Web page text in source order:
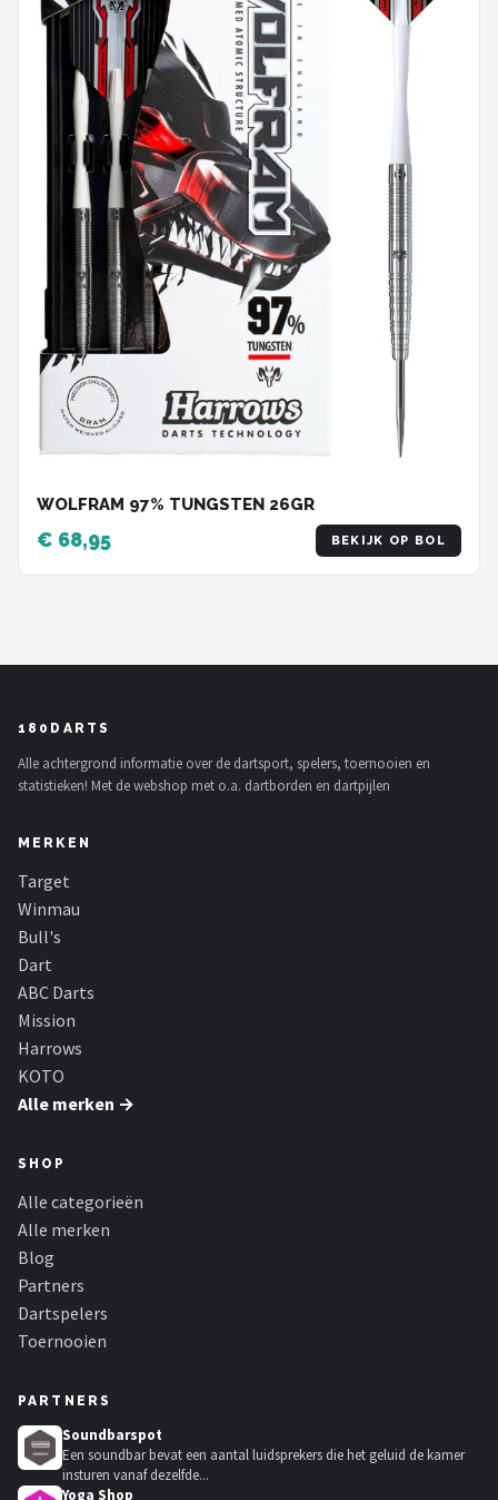
WOLFRAM 97% TUNGSTEN 26GR
€ 68,95 BEKIJK OP BOL
180DARTS
Alle achtergrond informatie over de dartsport, spelers, toernooien en
statistieken! Met de webshop met o.a. dartborden en dartpijlen
MERKEN
Target
Winmau
Bull's
Dart
ABC Darts
Mission
Harrows
KOTO
Alle merken →
SHOP
Alle categorieën
Alle merken
Blog
Partners
Dartspelers
Toernooien
PARTNERS
Soundbarspot
Een soundbar bevat een aantal luidsprekers die het geluid de kamer
insturen vanaf dezelfde...
Yoga Shop